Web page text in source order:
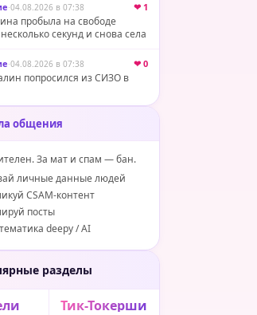
·04.08.2026 в 07:38 ❤ 1
пробыла на свободе
секунд и снова села
·04.08.2026 в 07:38 ❤ 0
попросился из СИЗО в
общения
За мат и спам — бан.
личные данные людей
CSAM-контент
посты
deepy / AI
разделы
Тик-Токерши